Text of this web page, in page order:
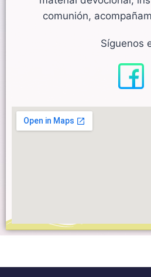
comunión,
Síguenos